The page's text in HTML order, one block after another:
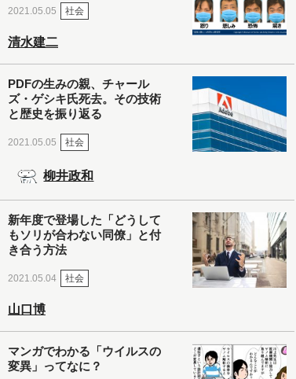
2021.05.05 社会
清水建二
PDFの生みの親、チャール
ズ・ゲシキ氏死去。その技術
と歴史を振り返る
2021.05.05 社会
柳井政和
新年度で登場した「どうして
もソリが合わない同僚」と付
き合う方法
2021.05.04 社会
山口博
マンガでわかる「ウイルスの
変異」ってなに？